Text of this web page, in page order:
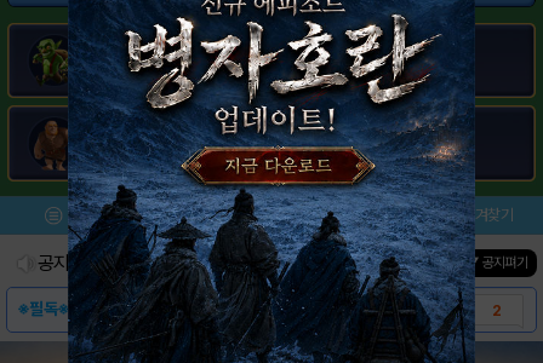
메뉴 이벤트/미션 설치/평가 즐겨찾기
공지사항 진행중인 이벤트0건 ▼ 공지펴기
※필독※ 거래글 및 클랜홍보글 관련하여 안내드.. 2
[공지] 클랜 홍보글 게시에 대한 안내드립니다..